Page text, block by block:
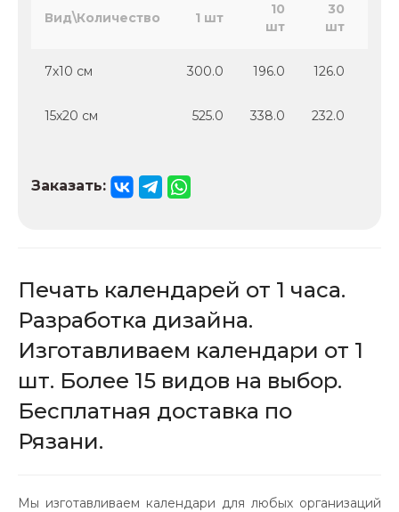
Вид\Количество 1 шт
10
шт
30
шт
7х10 см 300.0 196.0 126.0
15х20 см 525.0 338.0 232.0
Заказать:
Печать календарей от 1 часа.
Разработка дизайна.
Изготавливаем календари от 1
шт. Более 15 видов на выбор.
Бесплатная доставка по
Рязани.
Мы изготавливаем календари для любых организаций